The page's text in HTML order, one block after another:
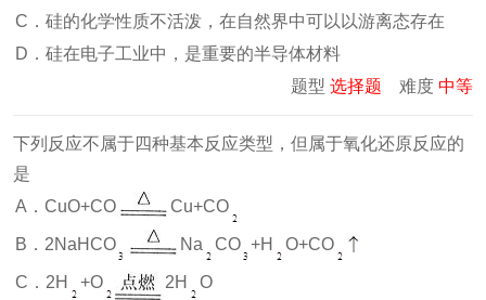
C．硅的化学性质不活泼，在自然界中可以以游离态存在
D．硅在电子工业中，是重要的半导体材料
题型 选择题 难度 中等
下列反应不属于四种基本反应类型，但属于氧化还原反应的
是
A．CuO+CO
Cu+CO
B．2NaHCO Na CO +H O+CO
C．2H +O 2H O